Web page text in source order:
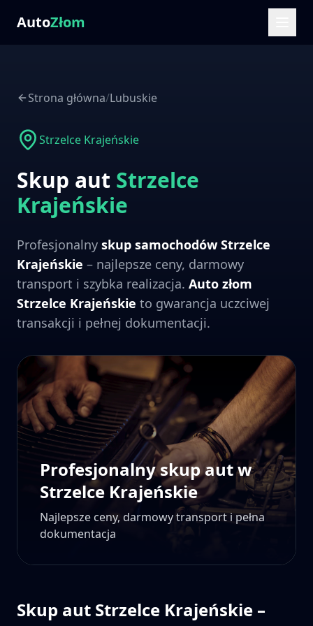
AutoZłom
Strona główna/Lubuskie
Strzelce Krajeńskie
Skup aut Strzelce
Krajeńskie
Profesjonalny skup samochodów Strzelce
Krajeńskie – najlepsze ceny, darmowy
transport i szybka realizacja. Auto złom
Strzelce Krajeńskie to gwarancja uczciwej
transakcji i pełnej dokumentacji.
Profesjonalny skup aut w
Strzelce Krajeńskie
Najlepsze ceny, darmowy transport i pełna
dokumentacja
Skup aut Strzelce Krajeńskie –